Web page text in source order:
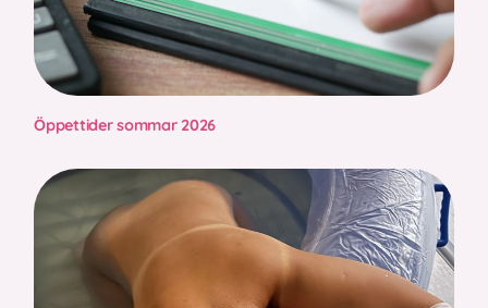
Öppettider sommar 2026